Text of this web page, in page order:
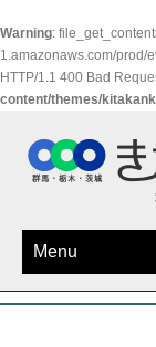
Warning:
1.amazonaws.com/prod/
HTTP/1.1 400 Bad
content/themes/
Menu